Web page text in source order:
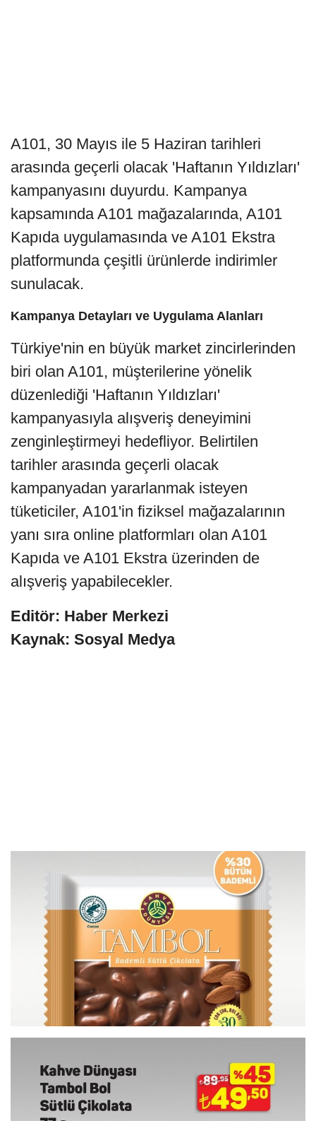
A101, 30 Mayıs ile 5 Haziran tarihleri
arasında geçerli olacak 'Haftanın Yıldızları'
kampanyasını duyurdu. Kampanya
kapsamında A101 mağazalarında, A101
Kapıda uygulamasında ve A101 Ekstra
platformunda çeşitli ürünlerde indirimler
sunulacak.
Kampanya Detayları ve Uygulama Alanları
Türkiye'nin en büyük market zincirlerinden
biri olan A101, müşterilerine yönelik
düzenlediği 'Haftanın Yıldızları'
kampanyasıyla alışveriş deneyimini
zenginleştirmeyi hedefliyor. Belirtilen
tarihler arasında geçerli olacak
kampanyadan yararlanmak isteyen
tüketiciler, A101'in fiziksel mağazalarının
yanı sıra online platformları olan A101
Kapıda ve A101 Ekstra üzerinden de
alışveriş yapabilecekler.
Editör: Haber Merkezi
Kaynak: Sosyal Medya